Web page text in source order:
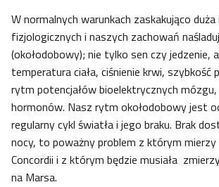
W normalnych warunkach zaskakująco
fizjologicznych i naszych zachowań
(okołodobowy); nie tylko sen czy jedzenie,
temperatura ciała, ciśnienie krwi, szybkość
rytm potencjałów bioelektrycznych
hormonów. Nasz rytm okołodobowy jest
regularny cykl światła i jego braku. Brak
nocy, to poważny problem z którym mierzy
Concordii i z którym będzie musiała
na Marsa.